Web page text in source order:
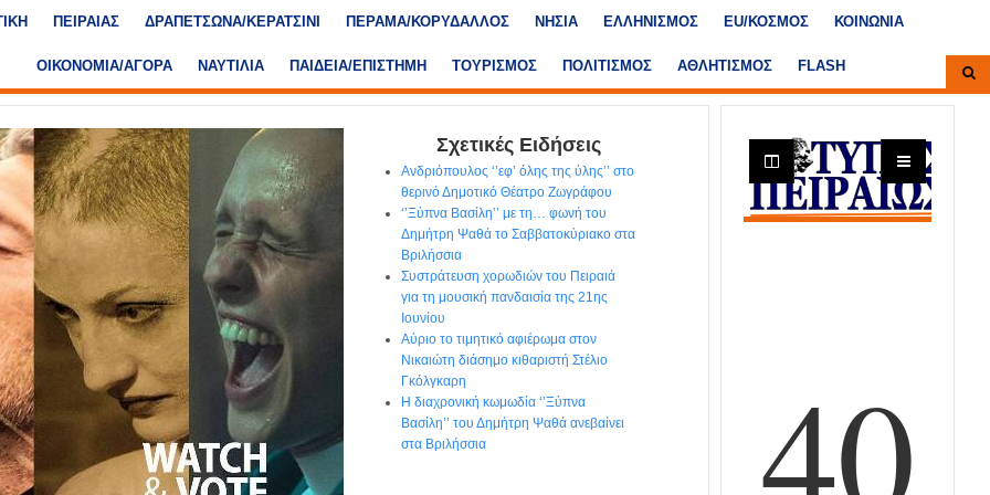
ΠΕΙΡΑΙΑΣ ΔΡΑΠΕΤΣΩΝΑ/ΚΕΡΑΤΣΙΝΙ ΠΕΡΑΜΑ/ΚΟΡΥΔΑΛΛΟΣ ΝΗΣΙΑ ΕΛΛΗΝΙΣΜΟΣ ΕU/ΚΟΣΜΟΣ ΚΟΙΝΩΝΙΑ
ΟΙΚΟΝΟΜΙΑ/ΑΓΟΡΑ ΝΑΥΤΙΛΙΑ ΠΑΙΔΕΙΑ/ΕΠΙΣΤΗΜΗ ΤΟΥΡΙΣΜΟΣ ΠΟΛΙΤΙΣΜΟΣ ΑΘΛΗΤΙΣΜΟΣ FLASH
Σχετικές Ειδήσεις
Ανδριόπουλος ‘’εφ’ όλης της ύλης’’ στο
θερινό Δημοτικό Θέατρο Ζωγράφου
‘’Ξύπνα Βασίλη’’ με τη… φωνή του
Δημήτρη Ψαθά το Σαββατοκύριακο στα
Βριλήσσια
Συστράτευση χορωδιών του Πειραιά
για τη μουσική πανδαισία της 21ης
Ιουνίου
Αύριο το τιμητικό αφιέρωμα στον
Νικαιώτη διάσημο κιθαριστή Στέλιο
Γκόλγκαρη
Η διαχρονική κωμωδία ‘’Ξύπνα
Βασίλη’’ του Δημήτρη Ψαθά ανεβαίνει
στα Βριλήσσια